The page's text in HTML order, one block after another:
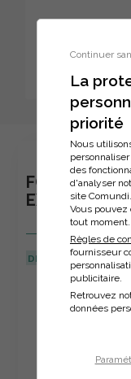
Continuer
La
priorité
Nous
des
d'analyser
site
Vous pouvez
tout moment.
Règles de
fournisseur
publicitaire.
Retrouvez
données
FORMATION :
EXCEL
DERNIÈRE MISE À
Veuillez